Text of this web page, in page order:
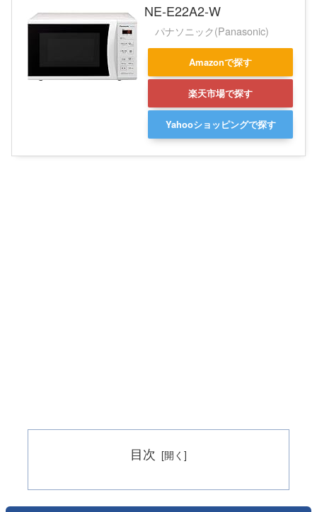
NE-E22A2-W
パナソニック(Panasonic)
Amazonで探す
楽天市場で探す
Yahooショッピングで探す
目次